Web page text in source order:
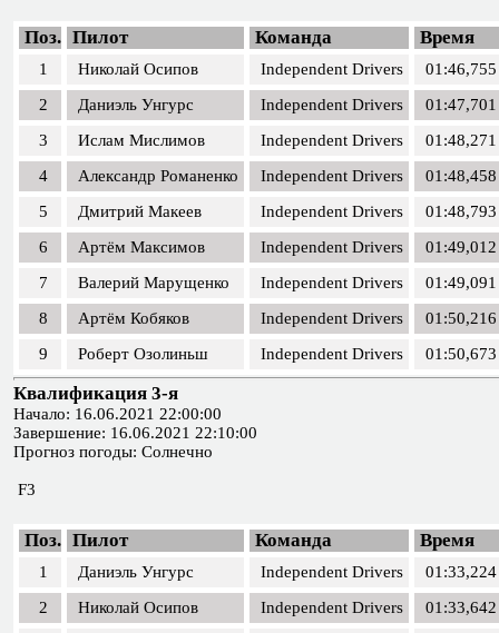
Поз. Пилот Команда Время
1 Николай Осипов Independent Drivers
01:46,755
2
Даниэль Унгурс Independent Drivers
01:47,701
3
Ислам Мислимов Independent Drivers
01:48,271
4
Александр Романенко Independent Drivers
01:48,458
5
Дмитрий Макеев Independent Drivers
01:48,793
6
Артём Максимов Independent Drivers
01:49,012
7
Валерий Марущенко Independent Drivers
01:49,091
8
Артём Кобяков Independent Drivers
01:50,216
9
Роберт Озолиньш Independent Drivers 01:50,673
Квалификация 3-я
Начало: 16.06.2021 22:00:00
Завершение: 16.06.2021 22:10:00
Прогноз погоды: Солнечно
F3
Поз. Пилот Команда Время
1 Даниэль Унгурс Independent Drivers
01:33,224
2
Николай Осипов Independent Drivers
01:33,642